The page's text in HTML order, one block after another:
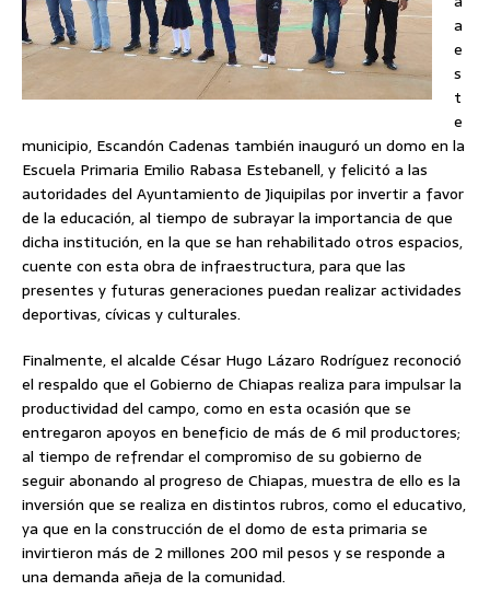
a
e
s
t
e
municipio, Escandón Cadenas también inauguró un domo en la
Escuela Primaria Emilio Rabasa Estebanell, y felicitó a las
autoridades del Ayuntamiento de Jiquipilas por invertir a favor
de la educación, al tiempo de subrayar la importancia de que
dicha institución, en la que se han rehabilitado otros espacios,
cuente con esta obra de infraestructura, para que las
presentes y futuras generaciones puedan realizar actividades
deportivas, cívicas y culturales.
Finalmente, el alcalde César Hugo Lázaro Rodríguez reconoció
el respaldo que el Gobierno de Chiapas realiza para impulsar la
productividad del campo, como en esta ocasión que se
entregaron apoyos en beneficio de más de 6 mil productores;
al tiempo de refrendar el compromiso de su gobierno de
seguir abonando al progreso de Chiapas, muestra de ello es la
inversión que se realiza en distintos rubros, como el educativo,
ya que en la construcción de el domo de esta primaria se
invirtieron más de 2 millones 200 mil pesos y se responde a
una demanda añeja de la comunidad.